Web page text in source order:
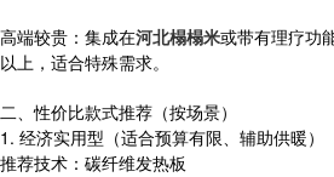
高端较贵：集成在河北榻榻米或带有理疗功
以上，适合特殊需求。
二、性价比款式推荐（按场景）
1. 经济实用型（适合预算有限、辅助供暖）
推荐技术：碳纤维发热板